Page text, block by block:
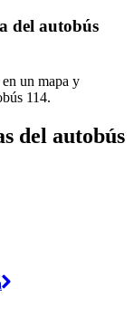
del autobús
un mapa y
114.
del autobús